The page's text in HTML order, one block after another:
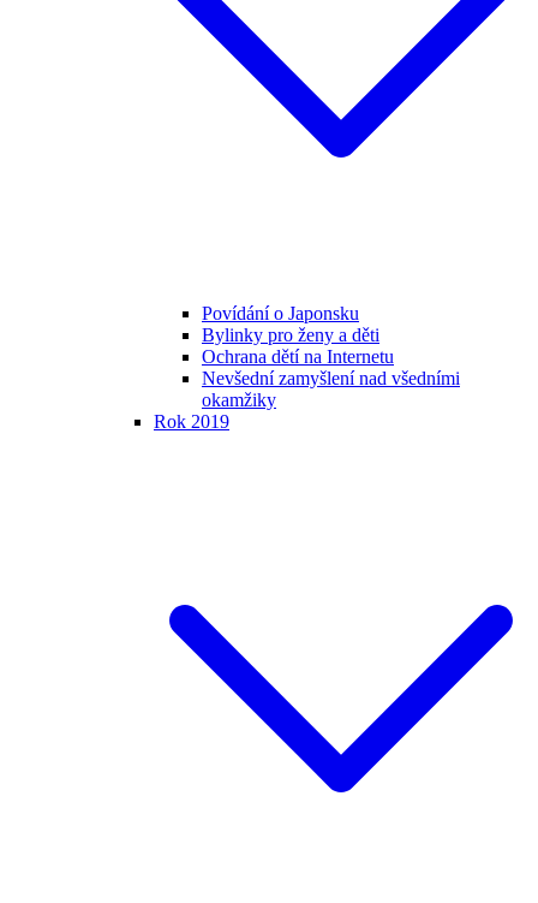
Povídání o Japonsku
Bylinky pro ženy a děti
Ochrana dětí na Internetu
Nevšední zamyšlení nad všedními
okamžiky
Rok 2019